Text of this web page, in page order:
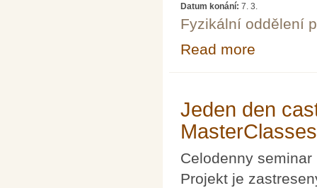
Datum konání: 7. 3.
Fyzikální oddělení
Read more
Jeden den
Celodenny
Projekt je